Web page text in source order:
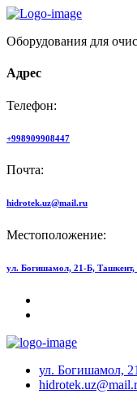
Оборудования для
Адрес
Телефон:
+998909908447
Почта:
hidrotek.uz@mail.ru
Местоположение:
ул. Богишамол, 21-Б, Ташкент,
ул. Богишамол,